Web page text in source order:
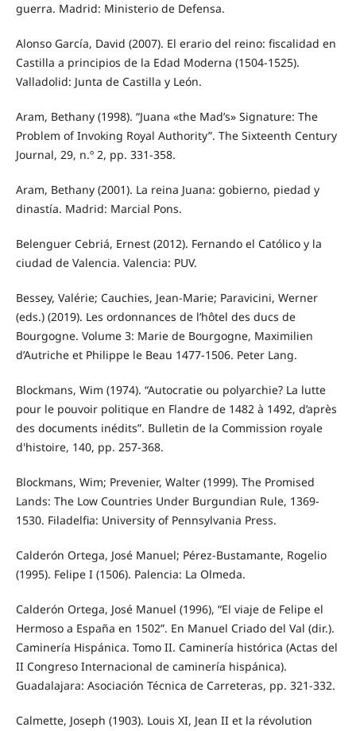
guerra. Madrid: Ministerio de Defensa.
Alonso García, David (2007). El erario del reino: fiscalidad en
Castilla a principios de la Edad Moderna (1504-1525).
Valladolid: Junta de Castilla y León.
Aram, Bethany (1998). “Juana «the Mad’s» Signature: The
Problem of Invoking Royal Authority”. The Sixteenth Century
Journal, 29, n.º 2, pp. 331-358.
Aram, Bethany (2001). La reina Juana: gobierno, piedad y
dinastía. Madrid: Marcial Pons.
Belenguer Cebriá, Ernest (2012). Fernando el Católico y la
ciudad de Valencia. Valencia: PUV.
Bessey, Valérie; Cauchies, Jean-Marie; Paravicini, Werner
(eds.) (2019). Les ordonnances de l’hôtel des ducs de
Bourgogne. Volume 3: Marie de Bourgogne, Maximilien
d’Autriche et Philippe le Beau 1477-1506. Peter Lang.
Blockmans, Wim (1974). “Autocratie ou polyarchie? La lutte
pour le pouvoir politique en Flandre de 1482 à 1492, d’après
des documents inédits”. Bulletin de la Commission royale
d'histoire, 140, pp. 257-368.
Blockmans, Wim; Prevenier, Walter (1999). The Promised
Lands: The Low Countries Under Burgundian Rule, 1369-
1530. Filadelfia: University of Pennsylvania Press.
Calderón Ortega, José Manuel; Pérez-Bustamante, Rogelio
(1995). Felipe I (1506). Palencia: La Olmeda.
Calderón Ortega, José Manuel (1996), “El viaje de Felipe el
Hermoso a España en 1502”. En Manuel Criado del Val (dir.).
Caminería Hispánica. Tomo II. Caminería histórica (Actas del
II Congreso Internacional de caminería hispánica).
Guadalajara: Asociación Técnica de Carreteras, pp. 321-332.
Calmette, Joseph (1903). Louis XI, Jean II et la révolution